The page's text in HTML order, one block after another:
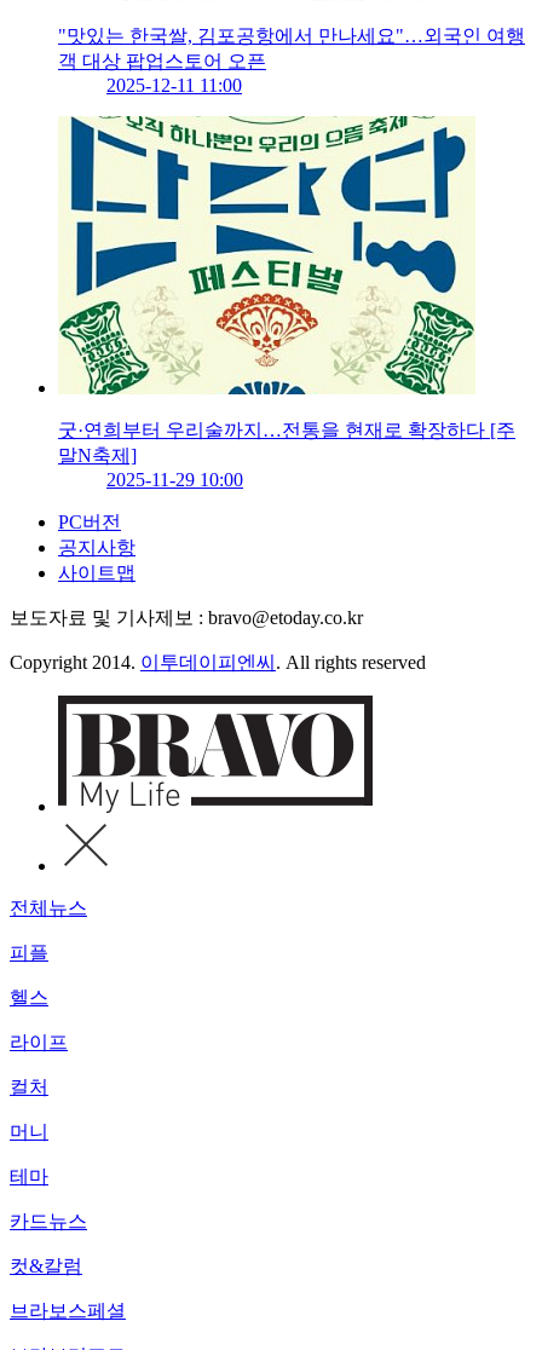
"맛있는 한국쌀, 김포공항에서 만나세요"…외국인 여행
객 대상 팝업스토어 오픈
2025-12-11 11:00
굿·연희부터 우리술까지…전통을 현재로 확장하다 [주
말N축제]
2025-11-29 10:00
PC버전
공지사항
사이트맵
보도자료 및 기사제보 : bravo@etoday.co.kr
Copyright 2014. 이투데이피엔씨 . All rights reserved
전체뉴스
피플
헬스
라이프
컬처
머니
테마
카드뉴스
컷&칼럼
브라보스페셜